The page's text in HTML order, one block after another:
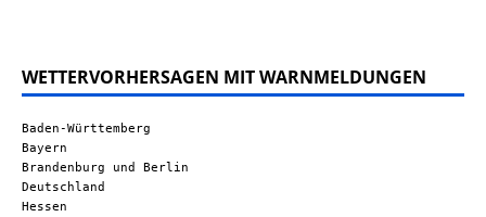
WETTERVORHERSAGEN MIT WARNMELDUNGEN
Baden-Württemberg
Bayern
Brandenburg und Berlin
Deutschland
Hessen